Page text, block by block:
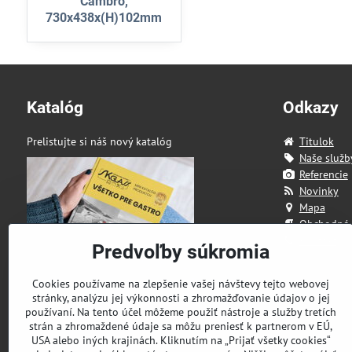
730x438x(H)102mm
Katalóg
Prelistujte si náš nový katalóg
Odkazy
Titulok
Naše
Referencie
Novinky
Mapa
Predvoľby súkromia
Cookies používame na zlepšenie vašej návštevy tejto webovej
stránky, analýzu jej výkonnosti a zhromažďovanie údajov o jej
používaní. Na tento účel môžeme použiť nástroje a služby tretích
strán a zhromaždené údaje sa môžu preniesť k partnerom v EÚ,
USA alebo iných krajinách. Kliknutím na „Prijať všetky cookies“